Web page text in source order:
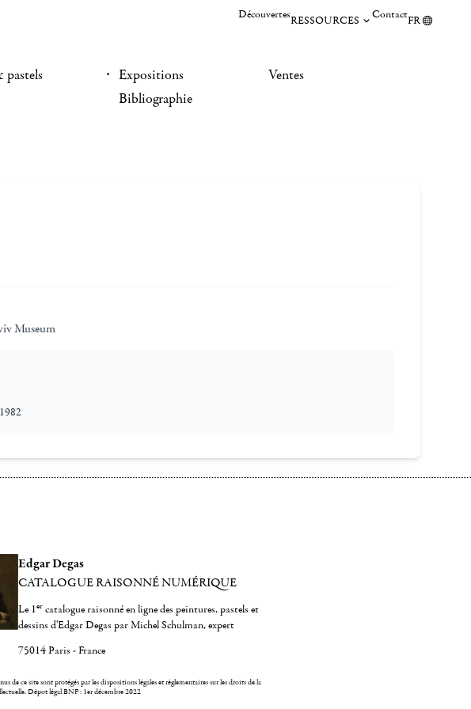
DécouvertesRESSOURCES ContactFR
pastels
Expositions
Bibliographie
Ventes
Museum
Edgar Degas
CATALOGUE RAISONNÉ NUMÉRIQUE
Le 1er catalogue raisonné en ligne des peintures, pastels et
dessins d'Edgar Degas par Michel Schulman, expert
75014 Paris - France
de ce site sont protégés par les dispositions légales et réglementaires sur les droits de la
Dépot légal BNF : 1er décembre 2022